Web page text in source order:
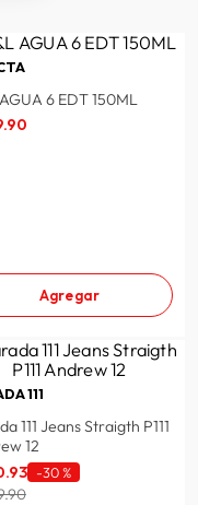
6 EDT 150ML
.90
Agregar
111
111 Jeans Straigth P111
12
.93 -30 %